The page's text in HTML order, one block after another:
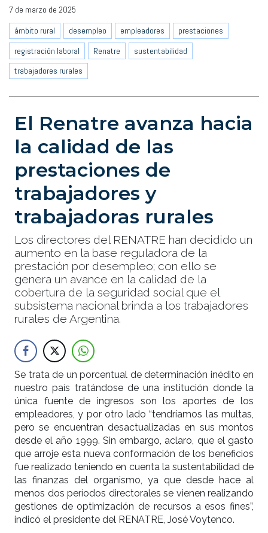
7 de marzo de 2025
ámbito rural
desempleo empleadores
prestaciones
registración laboral
Renatre
sustentabilidad
trabajadores rurales
El Renatre avanza hacia
la calidad de las
prestaciones de
trabajadores y
trabajadoras rurales
Los directores del RENATRE han decidido un
aumento en la base reguladora de la
prestación por desempleo; con ello se
genera un avance en la calidad de la
cobertura de la seguridad social que el
subsistema nacional brinda a los trabajadores
rurales de Argentina.
Se trata de un porcentual de determinación inédito en
nuestro país tratándose de una institución donde la
única fuente de ingresos son los aportes de los
empleadores, y por otro lado “tendríamos las multas,
pero se encuentran desactualizadas en sus montos
desde el año 1999. Sin embargo, aclaro, que el gasto
que arroje esta nueva conformación de los beneficios
fue realizado teniendo en cuenta la sustentabilidad de
las finanzas del organismo, ya que desde hace al
menos dos períodos directorales se vienen realizando
gestiones de optimización de recursos a esos fines”,
indicó el presidente del RENATRE, José Voytenco.